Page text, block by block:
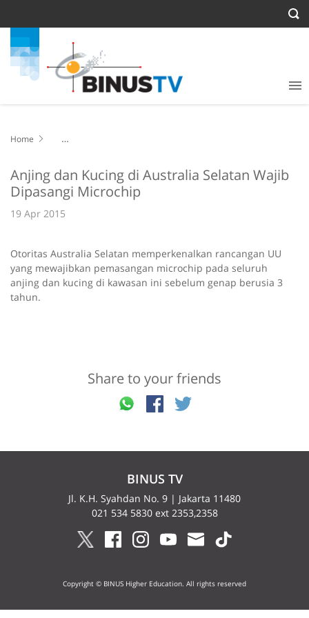
Home
Anjing dan Kucing di Australia Selatan Wajib
Dipasangi Microchip
19 Apr 2015
Otoritas Australia Selatan memperkenalkan rancangan UU
yang mewajibkan pemasangan microchip pada seluruh
anjing dan kucing di kawasan ini sebelum genap berusia 3
tahun.
Share to your friends
BINUS TV
Jl. K.H. Syahdan No. 9 | Jakarta 11480
021 534 5830 ext 2353,2358
Copyright © BINUS Higher Education. All rights reserved